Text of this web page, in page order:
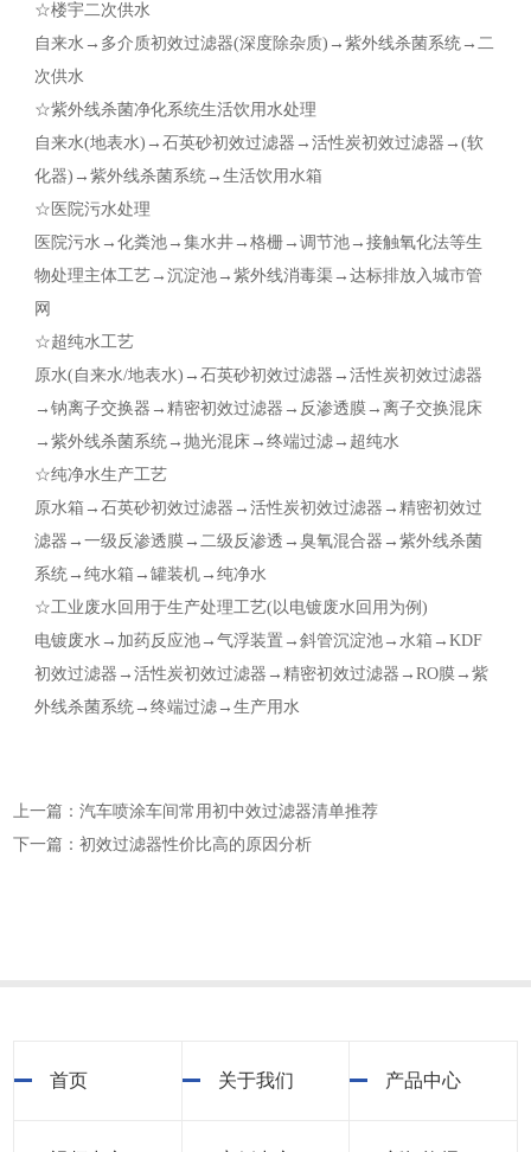
☆楼宇二次供水
自来水→多介质初效过滤器(深度除杂质)→紫外线杀菌系统→二
次供水
☆紫外线杀菌净化系统生活饮用水处理
自来水(地表水)→石英砂初效过滤器→活性炭初效过滤器→(软
化器)→紫外线杀菌系统→生活饮用水箱
☆医院污水处理
医院污水→化粪池→集水井→格栅→调节池→接触氧化法等生
物处理主体工艺→沉淀池→紫外线消毒渠→达标排放入城市管
网
☆超纯水工艺
原水(自来水/地表水)→石英砂初效过滤器→活性炭初效过滤器
→钠离子交换器→精密初效过滤器→反渗透膜→离子交换混床
→紫外线杀菌系统→抛光混床→终端过滤→超纯水
☆纯净水生产工艺
原水箱→石英砂初效过滤器→活性炭初效过滤器→精密初效过
滤器→一级反渗透膜→二级反渗透→臭氧混合器→紫外线杀菌
系统→纯水箱→罐装机→纯净水
☆工业废水回用于生产处理工艺(以电镀废水回用为例)
电镀废水→加药反应池→气浮装置→斜管沉淀池→水箱→KDF
初效过滤器→活性炭初效过滤器→精密初效过滤器→RO膜→紫
外线杀菌系统→终端过滤→生产用水
上一篇：汽车喷涂车间常用初中效过滤器清单推荐
下一篇：初效过滤器性价比高的原因分析
首页 关于我们 产品中心